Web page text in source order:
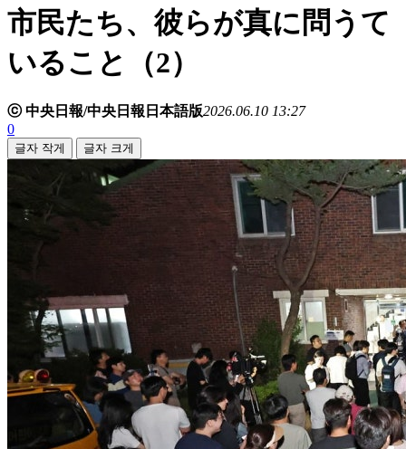
市民たち、彼らが真に問うて
いること（2）
ⓒ 中央日報/中央日報日本語版2026.06.10 13:27
0
글자 작게 글자 크게